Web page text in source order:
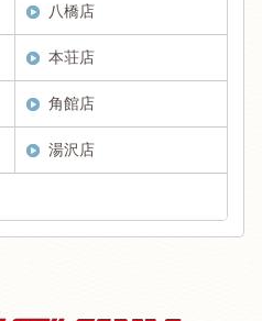
八橋店
本荘店
角館店
湯沢店